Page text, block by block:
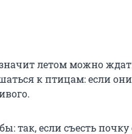
летом можно
к птицам: если они
так, если съесть почку